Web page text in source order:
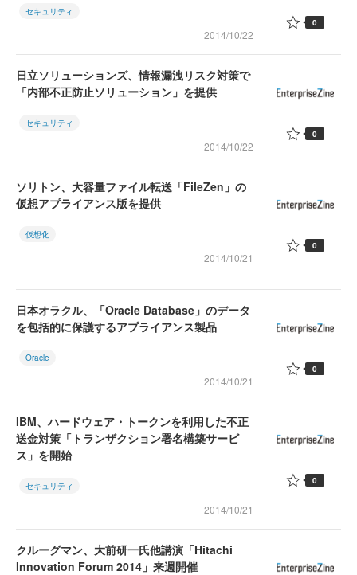
セキュリティ
2014/10/22
0
日立ソリューションズ、情報漏洩リスク対策で
「内部不正防止ソリューション」を提供
セキュリティ
2014/10/22
0
ソリトン、大容量ファイル転送「FileZen」の
仮想アプライアンス版を提供
仮想化
2014/10/21
0
日本オラクル、「Oracle Database」のデータ
を包括的に保護するアプライアンス製品
Oracle
2014/10/21
0
IBM、ハードウェア・トークンを利用した不正
送金対策「トランザクション署名構築サービ
ス」を開始
セキュリティ
2014/10/21
0
クルーグマン、大前研一氏他講演「Hitachi
Innovation Forum 2014」来週開催